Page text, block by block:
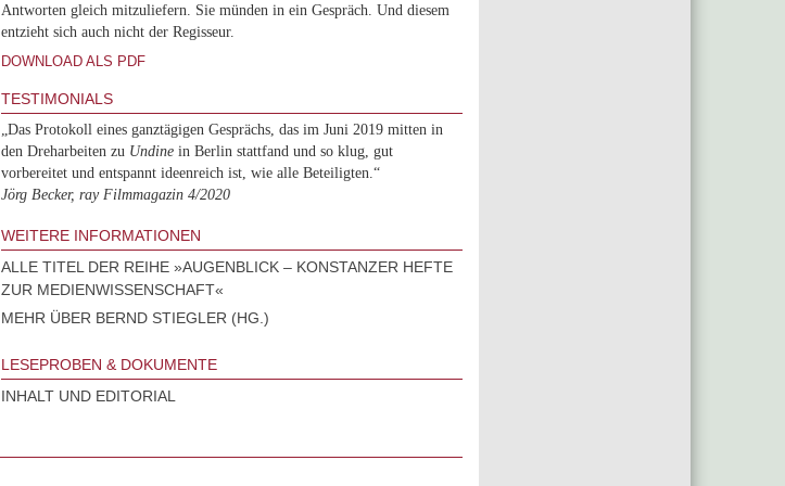
Antworten gleich mitzuliefern. Sie münden in ein Gespräch. Und diesem
entzieht sich auch nicht der Regisseur.
DOWNLOAD ALS PDF
TESTIMONIALS
„Das Protokoll eines ganztägigen Gesprächs, das im Juni 2019 mitten in
den Dreharbeiten zu Undine in Berlin stattfand und so klug, gut
vorbereitet und entspannt ideenreich ist, wie alle Beteiligten.“
Jörg Becker, ray Filmmagazin 4/2020
WEITERE INFORMATIONEN
ALLE TITEL DER REIHE »AUGENBLICK – KONSTANZER HEFTE
ZUR MEDIENWISSENSCHAFT«
MEHR ÜBER BERND STIEGLER (HG.)
LESEPROBEN & DOKUMENTE
INHALT UND EDITORIAL